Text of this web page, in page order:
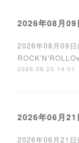
2026年08月09
2026.06.20 14:01
2026年06月21